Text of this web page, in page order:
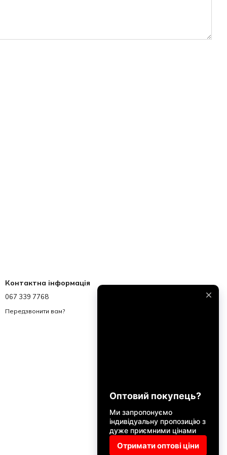
Контактна інформація
067 339 7768
Передзвонити вам?